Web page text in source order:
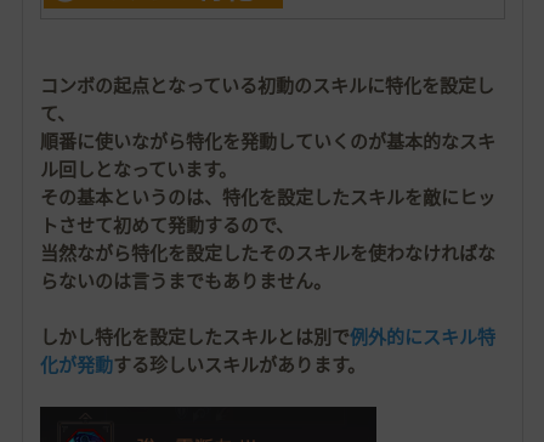
コンボの起点となっている初動のスキルに特化を設定し
て、
順番に使いながら特化を発動していくのが基本的なスキ
ル回しとなっています。
その基本というのは、特化を設定したスキルを敵にヒッ
トさせて初めて発動するので、
当然ながら特化を設定したそのスキルを使わなければな
らないのは言うまでもありません。
しかし特化を設定したスキルとは別で例外的にスキル特
化が発動する珍しいスキルがあります。